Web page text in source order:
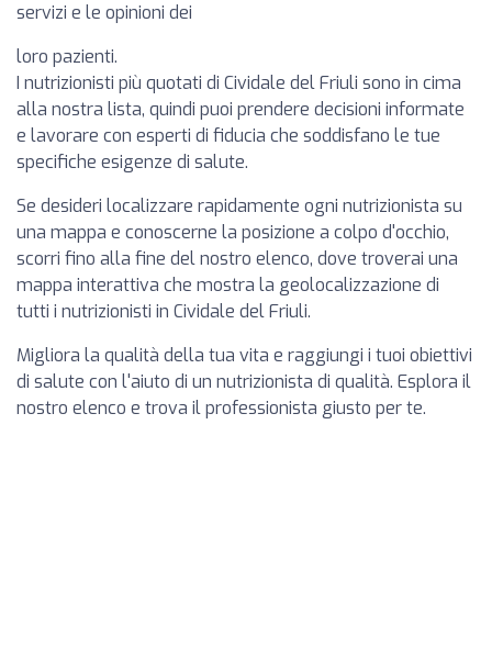
servizi e le opinioni dei
loro pazienti.
I nutrizionisti più quotati di Cividale del Friuli sono in cima
alla nostra lista, quindi puoi prendere decisioni informate
e lavorare con esperti di fiducia che soddisfano le tue
specifiche esigenze di salute.
Se desideri localizzare rapidamente ogni nutrizionista su
una mappa e conoscerne la posizione a colpo d'occhio,
scorri fino alla fine del nostro elenco, dove troverai una
mappa interattiva che mostra la geolocalizzazione di
tutti i nutrizionisti in Cividale del Friuli.
Migliora la qualità della tua vita e raggiungi i tuoi obiettivi
di salute con l'aiuto di un nutrizionista di qualità. Esplora il
nostro elenco e trova il professionista giusto per te.